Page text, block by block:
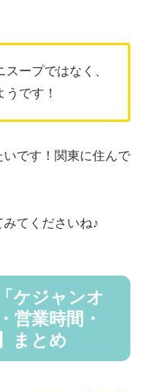
ープではなく、
です！
です！関東に住んで
てくださいね♪
ケジャンオ
営業時間・
まとめ